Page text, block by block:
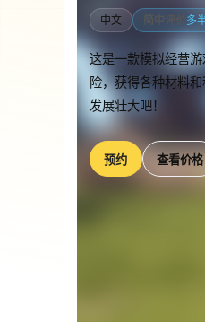
中文 简中评价 多
这是一款模拟经营
险，获得各种材料
发展壮大吧！
预约 查看价格